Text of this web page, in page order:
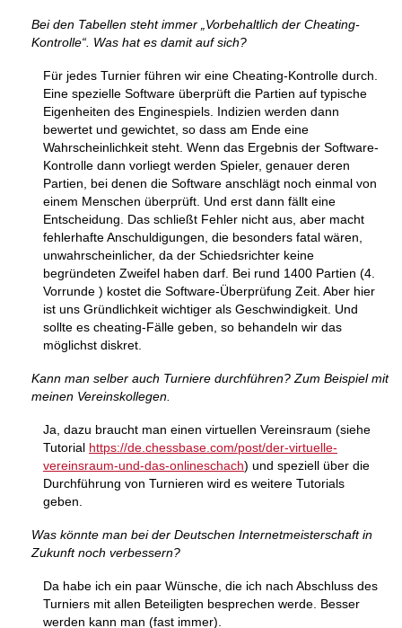
Bei den Tabellen steht immer „Vorbehaltlich der Cheating-
Kontrolle“. Was hat es damit auf sich?
Für jedes Turnier führen wir eine Cheating-Kontrolle durch.
Eine spezielle Software überprüft die Partien auf typische
Eigenheiten des Enginespiels. Indizien werden dann
bewertet und gewichtet, so dass am Ende eine
Wahrscheinlichkeit steht. Wenn das Ergebnis der Software-
Kontrolle dann vorliegt werden Spieler, genauer deren
Partien, bei denen die Software anschlägt noch einmal von
einem Menschen überprüft. Und erst dann fällt eine
Entscheidung. Das schließt Fehler nicht aus, aber macht
fehlerhafte Anschuldigungen, die besonders fatal wären,
unwahrscheinlicher, da der Schiedsrichter keine
begründeten Zweifel haben darf. Bei rund 1400 Partien (4.
Vorrunde ) kostet die Software-Überprüfung Zeit. Aber hier
ist uns Gründlichkeit wichtiger als Geschwindigkeit. Und
sollte es cheating-Fälle geben, so behandeln wir das
möglichst diskret.
Kann man selber auch Turniere durchführen? Zum Beispiel mit
meinen Vereinskollegen.
Ja, dazu braucht man einen virtuellen Vereinsraum (siehe
Tutorial https://de.chessbase.com/post/der-virtuelle-
vereinsraum-und-das-onlineschach) und speziell über die
Durchführung von Turnieren wird es weitere Tutorials
geben.
Was könnte man bei der Deutschen Internetmeisterschaft in
Zukunft noch verbessern?
Da habe ich ein paar Wünsche, die ich nach Abschluss des
Turniers mit allen Beteiligten besprechen werde. Besser
werden kann man (fast immer).